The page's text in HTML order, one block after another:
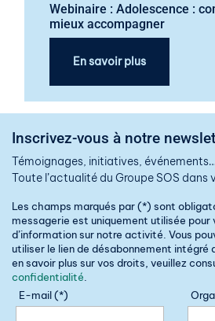
Webinaire : Adolescence :
mieux accompagner
En savoir plus
Inscrivez-vous à notre
Témoignages, initiatives,
Toute l’actualité du Groupe SOS
Les champs marqués par (*) sont
messagerie est uniquement utilisée pour
d’information sur notre activité. Vous
utiliser le lien de désabonnement intégré
en savoir plus sur vos droits, veuillez
confidentialité
E-mail (*)